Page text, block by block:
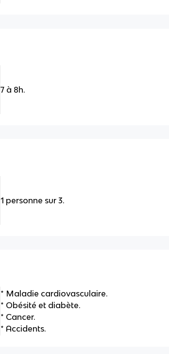
7 à 8h.
1 personne sur 3.
* Maladie cardiovasculaire.
* Obésité et diabète.
* Cancer.
* Accidents.